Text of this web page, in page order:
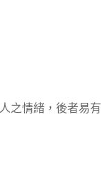
之情緒，後者易有